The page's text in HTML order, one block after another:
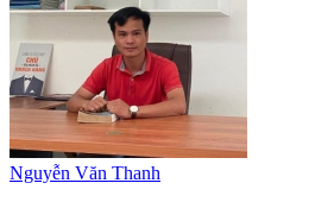
Nguyễn Văn Thanh